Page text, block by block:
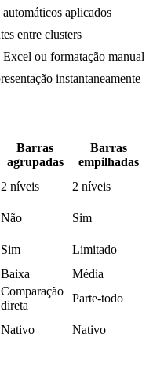
aplicados
entre clusters
ou formatação manual
instantaneamente
Barras
agrupadas
Barras
empilhadas
2 níveis
2 níveis
Não
Sim
Sim
Limitado
Baixa
Média
Comparação
direta
Parte-todo
Nativo Nativo